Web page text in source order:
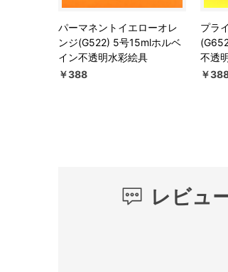
パーマネントイエローオレ
ンジ(G522) 5号15mlホルベ
イン不透明水彩絵具
￥388
プラ
不透
￥
レビュ